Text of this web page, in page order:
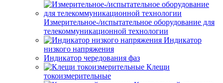
Измерительное-/испытательное оборудование для
телекоммуникационной технологии
Индикатор
низкого напряжения
Индикатор чередования фаз
Клещи
токоизмерительные